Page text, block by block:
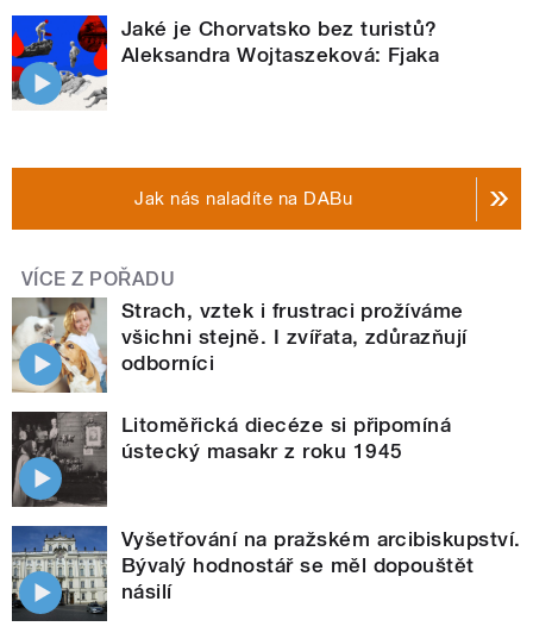
Jaké je Chorvatsko bez turistů?
Aleksandra Wojtaszeková: Fjaka
Jak nás naladíte na DABu
VÍCE Z POŘADU
Strach, vztek i frustraci prožíváme
všichni stejně. I zvířata, zdůrazňují
odborníci
Litoměřická diecéze si připomíná
ústecký masakr z roku 1945
Vyšetřování na pražském arcibiskupství.
Bývalý hodnostář se měl dopouštět
násilí